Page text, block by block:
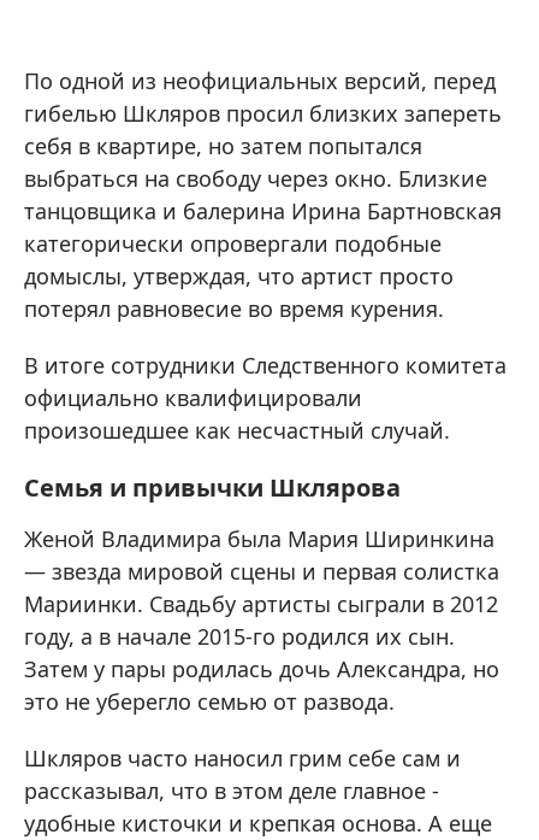
По одной из неофициальных версий, перед
гибелью Шкляров просил близких запереть
себя в квартире, но затем попытался
выбраться на свободу через окно. Близкие
танцовщика и балерина Ирина Бартновская
категорически опровергали подобные
домыслы, утверждая, что артист просто
потерял равновесие во время курения.
В итоге сотрудники Следственного комитета
официально квалифицировали
произошедшее как несчастный случай.
Семья и привычки Шклярова
Женой Владимира была Мария Ширинкина
— звезда мировой сцены и первая солистка
Мариинки. Свадьбу артисты сыграли в 2012
году, а в начале 2015-го родился их сын.
Затем у пары родилась дочь Александра, но
это не уберегло семью от развода.
Шкляров часто наносил грим себе сам и
рассказывал, что в этом деле главное -
удобные кисточки и крепкая основа. А еще